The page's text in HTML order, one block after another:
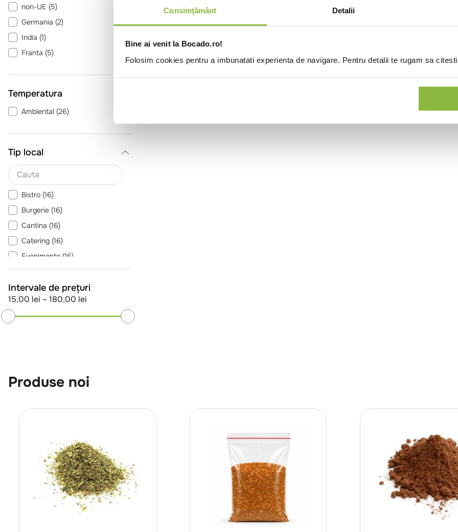
Consimțământ Detalii
Bine ai venit la Bocado.ro!
Folosim cookies pentru a imbunatati experienta de navigare. Pentru detalii te rugam sa
non-UE (5)
Germania (2)
India (1)
Franta (5)
Temperatura
Ambiental (26)
Tip local
Bistro (16)
Burgerie (16)
Cantina (16)
Catering (16)
Evenimente (16)
Pizzeria (5)
Pub (16)
Restaurant Romanesc
Sendviserie (8)
Intervale de prețuri
15,00 lei – 180,00 lei
Produse noi